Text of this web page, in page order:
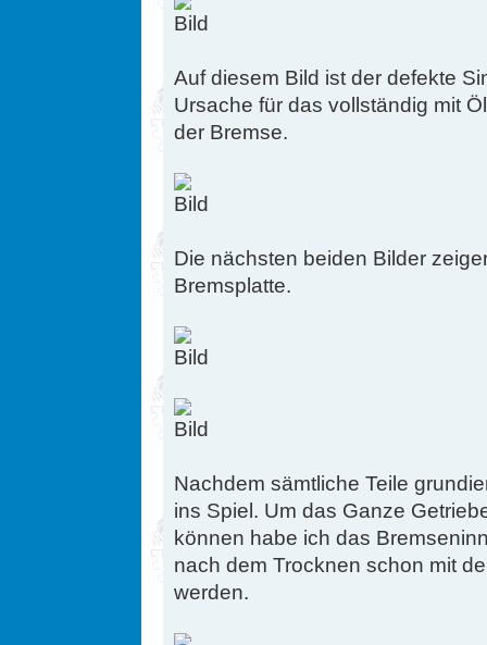
Auf diesem Bild ist der defekte
Ursache für das vollständig mit
der Bremse.
Die nächsten beiden Bilder
Bremsplatte.
Nachdem sämtliche Teile
ins Spiel. Um das Ganze
können habe ich das
nach dem Trocknen schon mit
werden.